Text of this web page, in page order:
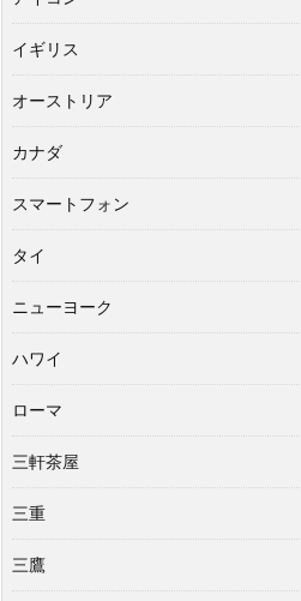
イギリス
オーストリア
カナダ
スマートフォン
タイ
ニューヨーク
ハワイ
ローマ
三軒茶屋
三重
三鷹